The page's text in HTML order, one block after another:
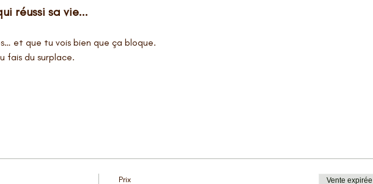
réussi sa vie...
et que tu vois bien que ça bloque.
fais du surplace.
Prix Vente expirée